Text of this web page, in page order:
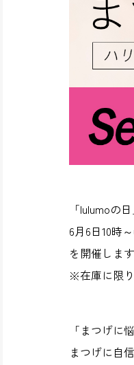
「lulumoの
6月6日10時
を開催します
※在庫に限り
「まつげに
まつげに自